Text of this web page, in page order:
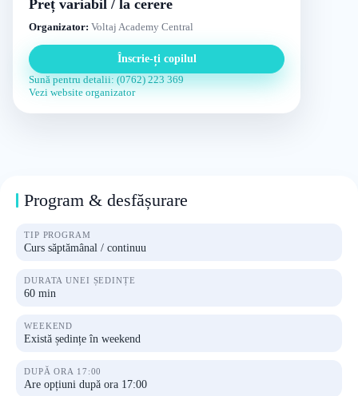
Preț variabil / la cerere
Organizator: Voltaj Academy Central
Înscrie-ți copilul
Sună pentru detalii: (0762) 223 369
Vezi website organizator
Program & desfășurare
TIP PROGRAM
Curs săptămânal / continuu
DURATA UNEI ȘEDINȚE
60 min
WEEKEND
Există ședințe în weekend
DUPĂ ORA 17:00
Are opțiuni după ora 17:00